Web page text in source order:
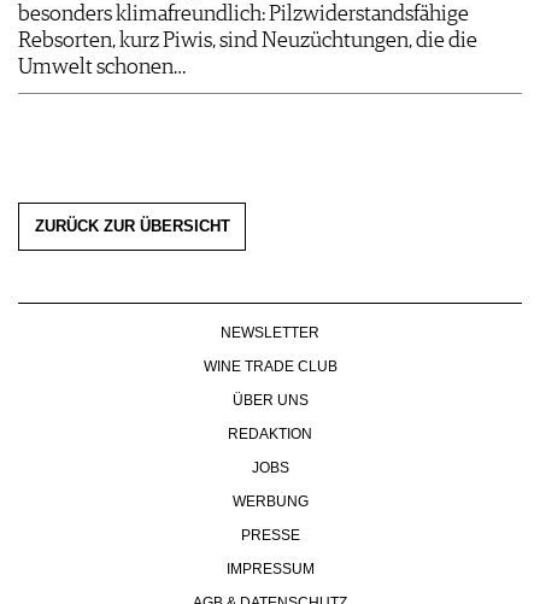
besonders klimafreundlich: Pilzwiderstandsfähige
Rebsorten, kurz Piwis, sind Neuzüchtungen, die die
Umwelt schonen…
ZURÜCK ZUR ÜBERSICHT
NEWSLETTER
WINE TRADE CLUB
ÜBER UNS
REDAKTION
JOBS
WERBUNG
PRESSE
IMPRESSUM